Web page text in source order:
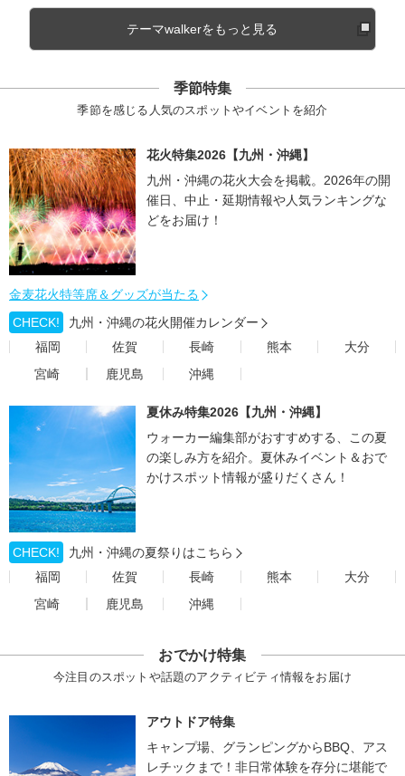
テーマwalkerをもっと見る
季節特集
季節を感じる人気のスポットやイベントを紹介
花火特集2026【九州・沖縄】
九州・沖縄の花火大会を掲載。2026年の開
催日、中止・延期情報や人気ランキングな
どをお届け！
金麦花火特等席＆グッズが当たる
CHECK!
九州・沖縄の花火開催カレンダー
福岡
佐賀 長崎 熊本
大分
宮崎
鹿児島 沖縄
夏休み特集2026【九州・沖縄】
ウォーカー編集部がおすすめする、この夏
の楽しみ方を紹介。夏休みイベント＆おで
かけスポット情報が盛りだくさん！
CHECK!
九州・沖縄の夏祭りはこちら
福岡
佐賀 長崎 熊本
大分
宮崎
鹿児島 沖縄
おでかけ特集
今注目のスポットや話題のアクティビティ情報をお届け
アウトドア特集
キャンプ場、グランピングからBBQ、アス
レチックまで！非日常体験を存分に堪能で